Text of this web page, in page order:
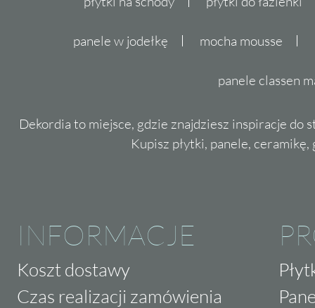
panele w jodełkę mocha mousse
panele classen
Dekordia to miejsce, gdzie znajdziesz inspiracje do
Kupisz płytki, panele,
INFORMACJE
Koszt dostawy
Czas realizacji zamówienia